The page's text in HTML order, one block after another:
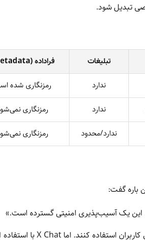
تبلیغات
فراداده (Metadata)
ندارد
رمزنگاری شده
ندارد
رمزنگاری
ندارد/محدود رمزنگاری
باره گفت:
این یک آسیب‌پذیری امنیتی گسترده است.»